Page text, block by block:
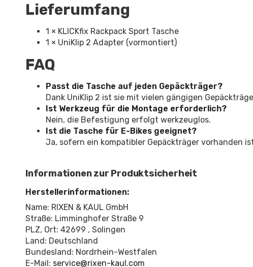
Lieferumfang
1 × KLICKfix Rackpack Sport Tasche
1 × UniKlip 2 Adapter (vormontiert)
FAQ
Passt die Tasche auf jeden Gepäckträger?
Dank UniKlip 2 ist sie mit vielen gängigen
Ist Werkzeug für die Montage erforderlich?
Nein, die Befestigung erfolgt werkzeuglos.
Ist die Tasche für E-Bikes geeignet?
Ja, sofern ein kompatibler Gepäckträger vorhanden
Informationen zur Produktsicherheit
Herstellerinformationen:
Name: RIXEN & KAUL GmbH
Straße: Limminghofer Straße 9
PLZ, Ort: 42699 , Solingen
Land: Deutschland
Bundesland: Nordrhein-Westfalen
E-Mail: service@rixen-kaul.com